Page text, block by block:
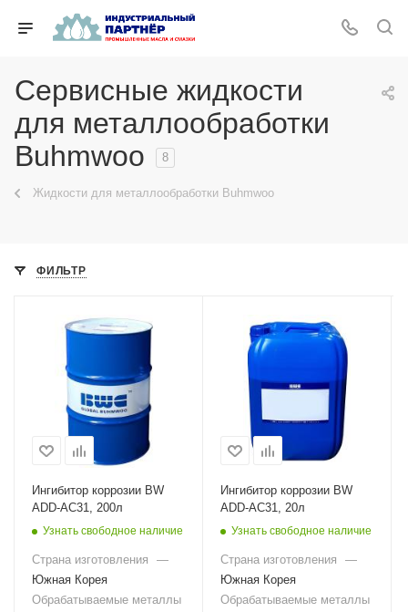
Сервисные жидкости
для металлообработки
Buhmwoo
8
Жидкости для металлообработки Buhmwoo
ФИЛЬТР
Ингибитор коррозии BW
ADD-AC31, 200л
Узнать свободное наличие
Страна изготовления
—
Южная Корея
Обрабатываемые металлы
Ингибитор коррозии BW
ADD-AC31, 20л
Узнать свободное наличие
Страна изготовления
—
Южная Корея
Обрабатываемые металлы